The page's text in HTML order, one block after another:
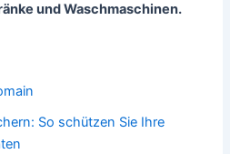
und Waschmaschinen.
So schützen Sie Ihre